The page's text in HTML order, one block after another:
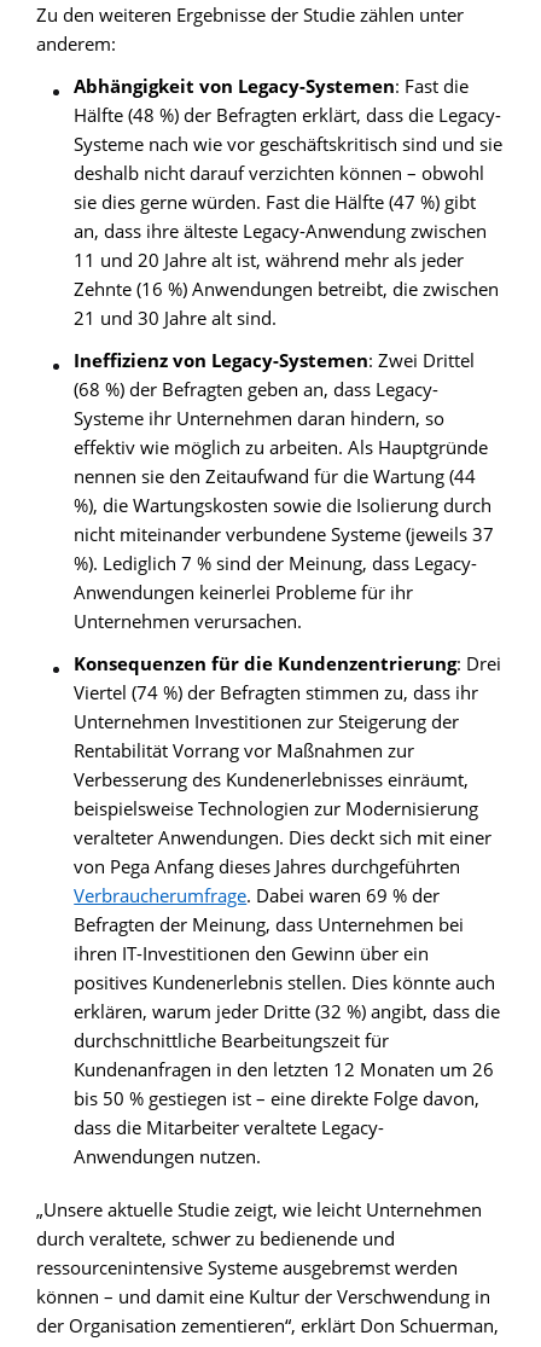
Zu den weiteren Ergebnisse der Studie zählen unter
anderem:
Abhängigkeit von Legacy-Systemen: Fast die
Hälfte (48 %) der Befragten erklärt, dass die Legacy-
Systeme nach wie vor geschäftskritisch sind und sie
deshalb nicht darauf verzichten können – obwohl
sie dies gerne würden. Fast die Hälfte (47 %) gibt
an, dass ihre älteste Legacy-Anwendung zwischen
11 und 20 Jahre alt ist, während mehr als jeder
Zehnte (16 %) Anwendungen betreibt, die zwischen
21 und 30 Jahre alt sind.
Ineffizienz von Legacy-Systemen: Zwei Drittel
(68 %) der Befragten geben an, dass Legacy-
Systeme ihr Unternehmen daran hindern, so
effektiv wie möglich zu arbeiten. Als Hauptgründe
nennen sie den Zeitaufwand für die Wartung (44
%), die Wartungskosten sowie die Isolierung durch
nicht miteinander verbundene Systeme (jeweils 37
%). Lediglich 7 % sind der Meinung, dass Legacy-
Anwendungen keinerlei Probleme für ihr
Unternehmen verursachen.
Konsequenzen für die Kundenzentrierung: Drei
Viertel (74 %) der Befragten stimmen zu, dass ihr
Unternehmen Investitionen zur Steigerung der
Rentabilität Vorrang vor Maßnahmen zur
Verbesserung des Kundenerlebnisses einräumt,
beispielsweise Technologien zur Modernisierung
veralteter Anwendungen. Dies deckt sich mit einer
von Pega Anfang dieses Jahres durchgeführten
Verbraucherumfrage. Dabei waren 69 % der
Befragten der Meinung, dass Unternehmen bei
ihren IT-Investitionen den Gewinn über ein
positives Kundenerlebnis stellen. Dies könnte auch
erklären, warum jeder Dritte (32 %) angibt, dass die
durchschnittliche Bearbeitungszeit für
Kundenanfragen in den letzten 12 Monaten um 26
bis 50 % gestiegen ist – eine direkte Folge davon,
dass die Mitarbeiter veraltete Legacy-
Anwendungen nutzen.
„Unsere aktuelle Studie zeigt, wie leicht Unternehmen
durch veraltete, schwer zu bedienende und
ressourcenintensive Systeme ausgebremst werden
können – und damit eine Kultur der Verschwendung in
der Organisation zementieren“, erklärt Don Schuerman,